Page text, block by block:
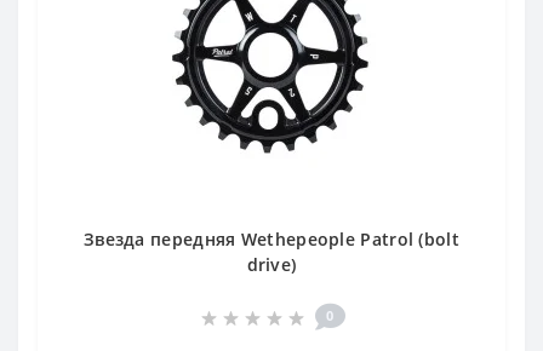
Звезда передняя Wethepeople Patrol (bolt
drive)
0